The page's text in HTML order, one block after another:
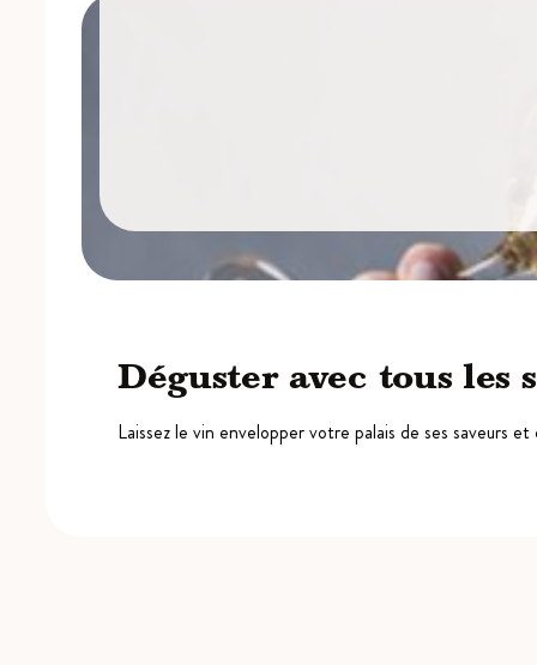
Déguster avec tous les
Laissez le vin envelopper votre palais de ses saveurs